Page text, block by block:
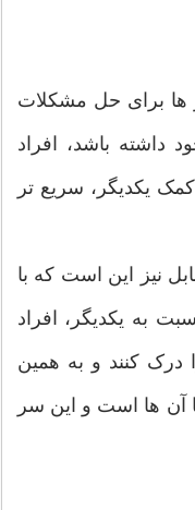
ها برای حل مشکلات
داشته باشد، افراد
یکدیگر، سریع تر
نیز این است که با
به یکدیگر، افراد
درک کنند و به همین
آن ها است و این سر